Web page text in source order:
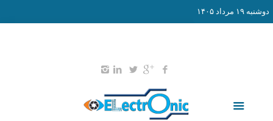
دوشنبه ۱۹ مرداد ۱۴۰۵